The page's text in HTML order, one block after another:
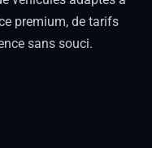
premium, de tarifs
sans souci.